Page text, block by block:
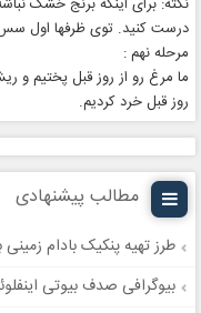
نکته: برای اینکه برنج خشک
درست کنید. توی ظرفها اول
مرحله نهم :
ما مرغ رو از روز قبل پختیم و
روز قبل خرد کردیم.
مطالب پیشنهادی
طرز تهیه پنکیک بادام
بیوگرافی صدف بیوتی